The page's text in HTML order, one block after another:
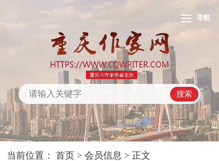
导航
搜索
当前位置：首页 >会员信息 > 正文